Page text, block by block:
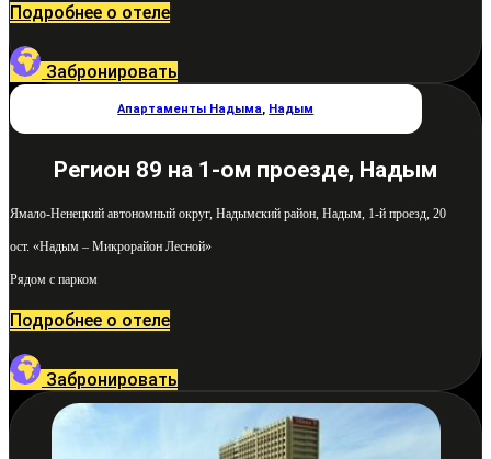
Подробнее о отеле
Забронировать
Апартаменты Надыма, Надым
Регион 89 на 1-ом проезде, Надым
Ямало-Ненецкий автономный округ, Надымский район, Надым, 1-й проезд, 20
ост. «Надым – Микрорайон Лесной»
Рядом с парком
Подробнее о отеле
Забронировать